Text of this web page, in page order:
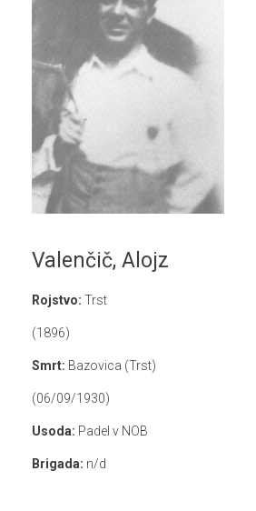
Valenčič, Alojz
Rojstvo: Trst
(1896)
Smrt: Bazovica (Trst)
(06/09/1930)
Usoda: Padel v NOB
Brigada: n/d